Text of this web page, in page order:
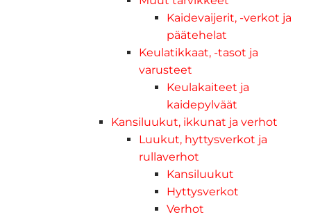
Kaidevaijerit, -verkot ja
päätehelat
Keulatikkaat, -tasot ja
varusteet
Keulakaiteet ja
kaidepylväät
Kansiluukut, ikkunat ja verhot
Luukut, hyttysverkot ja
rullaverhot
Kansiluukut
Hyttysverkot
Verhot